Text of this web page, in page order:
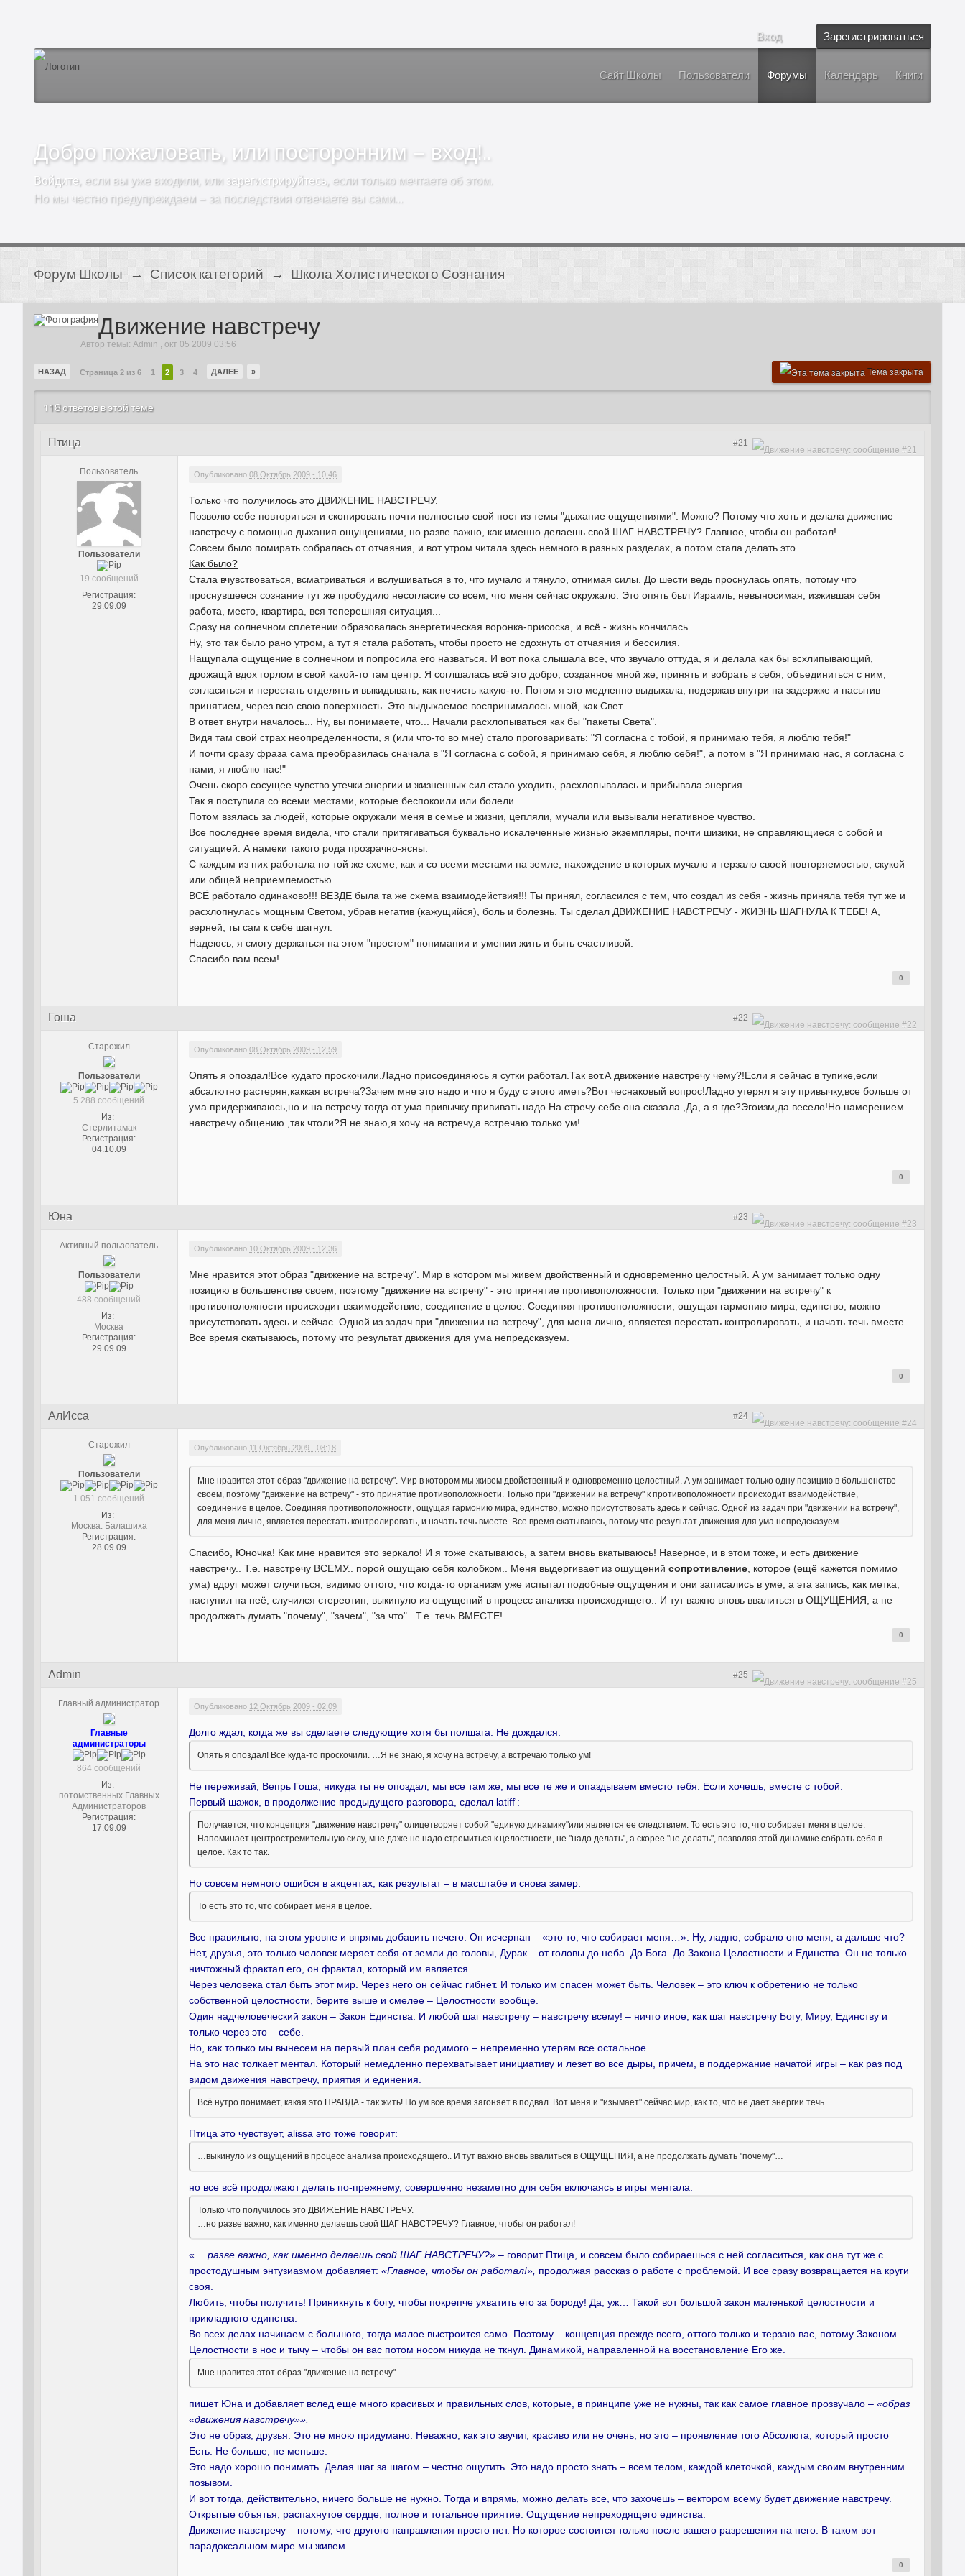
Вход Зарегистрироваться
Сайт Школы Пользователи Форумы Календарь Книги
Добро пожаловать, или посторонним – вход!..
Войдите, если вы уже входили, или зарегистрируйтесь, если только мечтаете об этом.
Но мы честно предупреждаем – за последствия отвечаете вы сами…
Форум Школы → Список категорий → Школа Холистического Сознания
Движение навстречу
Автор темы:Admin ,окт 05 2009 03:56
НАЗАД Страница 2 из 6 1 2 3 4 ДАЛЕЕ » Тема закрыта
118 ответов в этой теме
#21
Птица
Пользователь
Пользователи
19 сообщений
Регистрация:
29.09.09
Опубликовано08 Октябрь 2009 - 10:46
Только что получилось это ДВИЖЕНИЕ НАВСТРЕЧУ.
Позволю себе повториться и скопировать почти полностью свой пост из темы "дыхание ощущениями". Можно? Потому что хоть и делала движение
навстречу с помощью дыхания ощущениями, но разве важно, как именно делаешь свой ШАГ НАВСТРЕЧУ? Главное, чтобы он работал!
Совсем было помирать собралась от отчаяния, и вот утром читала здесь немного в разных разделах, а потом стала делать это.
Как было?
Стала вчувствоваться, всматриваться и вслушиваться в то, что мучало и тянуло, отнимая силы. До шести ведь проснулась опять, потому что
проснувшееся сознание тут же пробудило несогласие со всем, что меня сейчас окружало. Это опять был Израиль, невыносимая, изжившая себя
работа, место, квартира, вся теперешняя ситуация...
Сразу на солнечном сплетении образовалась энергетическая воронка-присоска, и всё - жизнь кончилась...
Ну, это так было рано утром, а тут я стала работать, чтобы просто не сдохнуть от отчаяния и бессилия.
Нащупала ощущение в солнечном и попросила его назваться. И вот пока слышала все, что звучало оттуда, я и делала как бы всхлипывающий,
дрожащй вдох горлом в свой какой-то там центр. Я соглшалась всё это добро, созданное мной же, принять и вобрать в себя, объединиться с ним,
согласиться и перестать отделять и выкидывать, как нечисть какую-то. Потом я это медленно выдыхала, подержав внутри на задержке и насытив
принятием, через всю свою поверхность. Это выдыхаемое воспринималось мной, как Свет.
В ответ внутри началось... Ну, вы понимаете, что... Начали расхлопываться как бы "пакеты Света".
Видя там свой страх неопределенности, я (или что-то во мне) стало проговаривать: "Я согласна с тобой, я принимаю тебя, я люблю тебя!"
И почти сразу фраза сама преобразилась сначала в "Я согласна с собой, я принимаю себя, я люблю себя!", а потом в "Я принимаю нас, я согласна с
нами, я люблю нас!"
Очень скоро сосущее чувство утечки энергии и жизненных сил стало уходить, расхлопывалась и прибывала энергия.
Так я поступила со всеми местами, которые беспокоили или болели.
Потом взялась за людей, которые окружали меня в семье и жизни, цепляли, мучали или вызывали негативное чувство.
Все последнее время видела, что стали притягиваться буквально искалеченные жизнью экземпляры, почти шизики, не справляющиеся с собой и
ситуацией. А намеки такого рода прозрачно-ясны.
С каждым из них работала по той же схеме, как и со всеми местами на земле, нахождение в которых мучало и терзало своей повторяемостью, скукой
или общей неприемлемостью.
ВСЁ работало одинаково!!! ВЕЗДЕ была та же схема взаимодействия!!! Ты принял, согласился с тем, что создал из себя - жизнь приняла тебя тут же и
расхлопнулась мощным Светом, убрав негатив (кажущийся), боль и болезнь. Ты сделал ДВИЖЕНИЕ НАВСТРЕЧУ - ЖИЗНЬ ШАГНУЛА К ТЕБЕ! А,
верней, ты сам к себе шагнул.
Надеюсь, я смогу держаться на этом "простом" понимании и умении жить и быть счастливой.
Спасибо вам всем!
0
#22
Гоша
Старожил
Пользователи
5 288 сообщений
Из:
Стерлитамак
Регистрация:
04.10.09
Опубликовано08 Октябрь 2009 - 12:59
Опять я опоздал!Все кудато проскочили.Ладно присоединяюсь я сутки работал.Так вот.А движение навстречу чему?!Если я сейчас в тупике,если
абсалютно растерян,каккая встреча?Зачем мне это надо и что я буду с этого иметь?Вот чеснаковый вопрос!Ладно утерял я эту привычку,все больше от
ума придерживаюсь,но и на встречу тогда от ума привычку прививать надо.На стречу себе она сказала.,Да, а я где?Эгоизм,да весело!Но намерением
навстречу общению ,так чтоли?Я не знаю,я хочу на встречу,а встречаю только ум!
0
#23
Юна
Активный пользователь
Пользователи
488 сообщений
Из:
Москва
Регистрация:
29.09.09
Опубликовано 10 Октябрь 2009 - 12:36
Мне нравится этот образ "движение на встречу". Мир в котором мы живем двойственный и одновременно целостный. А ум занимает только одну
позицию в большенстве своем, поэтому "движение на встречу" - это принятие противоположности. Только при "движении на встречу" к
противоположности происходит взаимодействие, соединение в целое. Соединяя противоположности, ощущая гармонию мира, единство, можно
присутствовать здесь и сейчас. Одной из задач при "движении на встречу", для меня лично, является перестать контролировать, и начать течь вместе.
Все время скатываюсь, потому что результат движения для ума непредсказуем.
0
#24
АлИсса
Старожил
Пользователи
1 051 сообщений
Из:
Москва. Балашиха
Регистрация:
28.09.09
Опубликовано 11 Октябрь 2009 - 08:18
Мне нравится этот образ "движение на встречу". Мир в котором мы живем двойственный и одновременно целостный. А ум занимает только одну позицию в большенстве
своем, поэтому "движение на встречу" - это принятие противоположности. Только при "движении на встречу" к противоположности происходит взаимодействие,
соединение в целое. Соединяя противоположности, ощущая гармонию мира, единство, можно присутствовать здесь и сейчас. Одной из задач при "движении на встречу",
для меня лично, является перестать контролировать, и начать течь вместе. Все время скатываюсь, потому что результат движения для ума непредсказуем.
Спасибо, Юночка! Как мне нравится это зеркало! И я тоже скатываюсь, а затем вновь вкатываюсь! Наверное, и в этом тоже, и есть движение
навстречу.. Т.е. навстречу ВСЕМУ.. порой ощущаю себя колобком.. Меня выдергивает из ощущенийсопротивление , которое (ещё кажется помимо
ума) вдруг может случиться, видимо оттого, что когда-то организм уже испытал подобные ощущения и они записались в уме, а эта запись, как метка,
наступил на неё, случился стереотип, выкинуло из ощущений в процесс анализа происходящего.. И тут важно вновь ввалиться в ОЩУЩЕНИЯ, а не
продолжать думать "почему", "зачем", "за что".. Т.е. течь ВМЕСТЕ!..
0
#25
Admin
Главный администратор
Главные
администраторы
864 сообщений
Из:
потомственных Главных
Администраторов
Регистрация:
17.09.09
Опубликовано 12 Октябрь 2009 - 02:09
Долго ждал, когда же вы сделаете следующие хотя бы полшага. Не дождался.
Опять я опоздал! Все куда-то проскочили. …Я не знаю, я хочу на встречу, а встречаю только ум!
Не переживай, Вепрь Гоша, никуда ты не опоздал, мы все там же, мы все те же и опаздываем вместо тебя. Если хочешь, вместе с тобой.
Первый шажок, в продолжение предыдущего разговора, сделал latiff':
Получается, что концепция "движение навстречу" олицетворяет собой "единую динамику"или является ее следствием. То есть это то, что собирает меня в целое.
Напоминает центростремительную силу, мне даже не надо стремиться к целостности, не "надо делать", а скорее "не делать", позволяя этой динамике собрать себя в
целое. Как то так.
Но совсем немного ошибся в акцентах, как результат – в масштабе и снова замер:
То есть это то, что собирает меня в целое.
Все правильно, на этом уровне и впрямь добавить нечего. Он исчерпан – «это то, что собирает меня…». Ну, ладно, собрало оно меня, а дальше что?
Нет, друзья, это только человек меряет себя от земли до головы, Дурак – от головы до неба. До Бога. До Закона Целостности и Единства. Он не только
ничтожный фрактал его, он фрактал, который им является.
Через человека стал быть этот мир. Через него он сейчас гибнет. И только им спасен может быть. Человек – это ключ к обретению не только
собственной целостности, берите выше и смелее – Целостности вообще.
Один надчеловеческий закон – Закон Единства. И любой шаг навстречу – навстречу всему! – ничто иное, как шаг навстречу Богу, Миру, Единству и
только через это – себе.
Но, как только мы вынесем на первый план себя родимого – непременно утерям все остальное.
На это нас толкает ментал. Который немедленно перехватывает инициативу и лезет во все дыры, причем, в поддержание начатой игры – как раз под
видом движения навстречу, приятия и единения.
Всё нутро понимает, какая это ПРАВДА - так жить! Но ум все время загоняет в подвал. Вот меня и "изымает" сейчас мир, как то, что не дает энергии течь.
Птица это чувствует, alissa это тоже говорит:
…выкинуло из ощущений в процесс анализа происходящего.. И тут важно вновь ввалиться в ОЩУЩЕНИЯ, а не продолжать думать "почему"…
но все всё продолжают делать по-прежнему, совершенно незаметно для себя включаясь в игры ментала:
Только что получилось это ДВИЖЕНИЕ НАВСТРЕЧУ.
…но разве важно, как именно делаешь свой ШАГ НАВСТРЕЧУ? Главное, чтобы он работал!
«…разве важно, как именно делаешь свой ШАГ НАВСТРЕЧУ?»– говорит Птица, и совсем было собираешься с ней согласиться, как она тут же с
простодушным энтузиазмом добавляет:«Главное, чтобы он работал!», продолжая рассказ о работе с проблемой. И все сразу возвращается на круги
своя.
Любить, чтобы получить! Приникнуть к богу, чтобы покрепче ухватить его за бороду! Да, уж… Такой вот большой закон маленькой целостности и
прикладного единства.
Во всех делах начинаем с большого, тогда малое выстроится само. Поэтому – концепция прежде всего, оттого только и терзаю вас, потому Законом
Целостности в нос и тычу – чтобы он вас потом носом никуда не ткнул. Динамикой, направленной на восстановление Его же.
Мне нравится этот образ "движение на встречу".
пишет Юна и добавляет вслед еще много красивых и правильных слов, которые, в принципе уже не нужны, так как самое главное прозвучало – «образ
«движения навстречу»».
Это не образ, друзья. Это не мною придумано. Неважно, как это звучит, красиво или не очень, но это – проявление того Абсолюта, который просто
Есть. Не больше, не меньше.
Это надо хорошо понимать. Делая шаг за шагом – честно ощутить. Это надо просто знать – всем телом, каждой клеточкой, каждым своим внутренним
позывом.
И вот тогда, действительно, ничего больше не нужно. Тогда и впрямь, можно делать все, что захочешь – вектором всему будет движение навстречу.
Открытые объятья, распахнутое сердце, полное и тотальное приятие. Ощущение непреходящего единства.
Движение навстречу – потому, что другого направления просто нет. Но которое состоится только после вашего разрешения на него. В таком вот
парадоксальном мире мы живем.
0